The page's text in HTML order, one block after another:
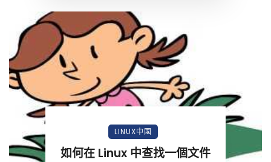
LINUX中國
如何在 Linux 中查找一個文件